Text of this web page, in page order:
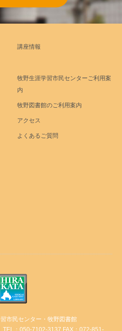
講座情報
牧野生涯学習市民センターご利用案
内
牧野図書館のご利用案内
アクセス
よくあるご質問
市民センター・牧野図書館
TEL：050-7102-3137 FAX：072-851-